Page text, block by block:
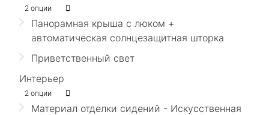
2 опции
Панорамная крыша с люком +
автоматическая солнцезащитная шторка
Приветственный свет
Интерьер
2 опции
Материал отделки сидений - Искусственная